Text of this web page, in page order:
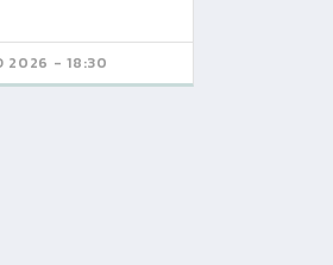
2026 - 18:30